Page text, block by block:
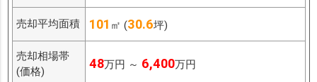
売却平均面積 101 ㎡ (30.6坪)
売却相場帯
(価格)
48万円 ～ 6,400万円